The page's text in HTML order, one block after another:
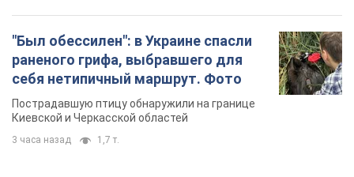
"Был обессилен": в Украине спасли
раненого грифа, выбравшего для
себя нетипичный маршрут. Фото
Пострадавшую птицу обнаружили на границе
Киевской и Черкасской областей
3 часа назад 1,7 т.